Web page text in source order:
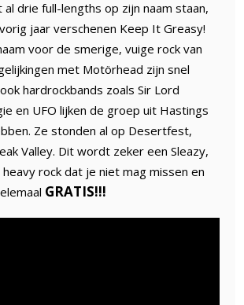
drie full-lengths op zijn naam staan,
jaar verschenen Keep It Greasy!
voor de smerige, vuige rock van
met Motörhead zijn snel
hardrockbands zoals Sir Lord
en UFO lijken de groep uit Hastings
Ze stonden al op Desertfest,
Valley. Dit wordt zeker een Sleazy,
rock dat je niet mag missen en
GRATIS!!!